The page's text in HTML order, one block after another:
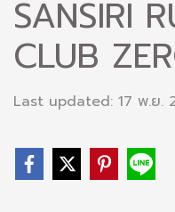
SANSIRI
CLUB
Last updated: 17 พ.ย.